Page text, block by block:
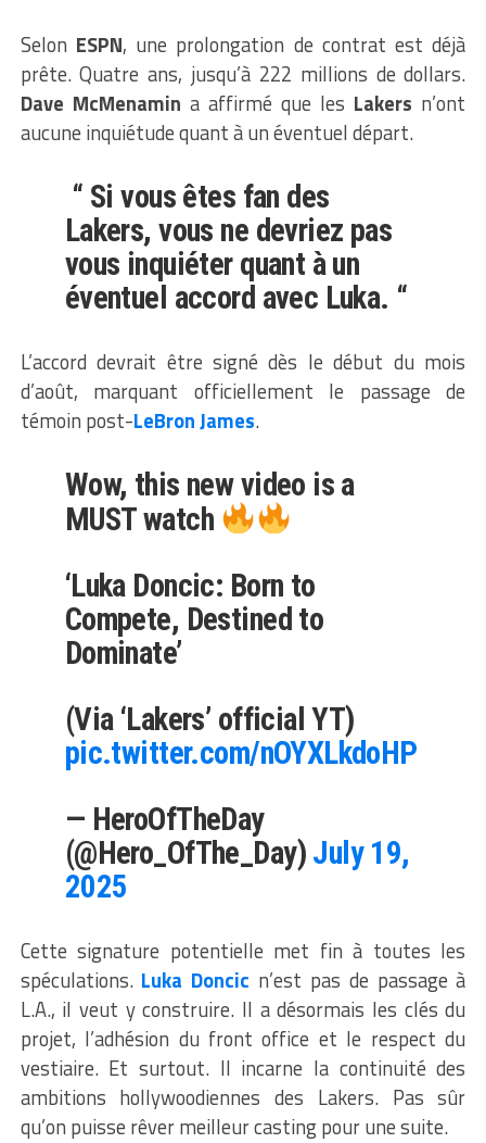
Selon ESPN, une prolongation de contrat est déjà
prête. Quatre ans, jusqu’à 222 millions de dollars.
Dave McMenamin a affirmé que les Lakers n’ont
aucune inquiétude quant à un éventuel départ.
“ Si vous êtes fan des
Lakers, vous ne devriez pas
vous inquiéter quant à un
éventuel accord avec Luka. “
L’accord devrait être signé dès le début du mois
d’août, marquant officiellement le passage de
témoin post-LeBron James.
Wow, this new video is a
MUST watch
‘Luka Doncic: Born to
Compete, Destined to
Dominate’
(Via ‘Lakers’ official YT)
pic.twitter.com/nOYXLkdoHP
— HeroOfTheDay
(@Hero_OfThe_Day) July 19,
2025
Cette signature potentielle met fin à toutes les
spéculations. Luka Doncic n’est pas de passage à
L.A., il veut y construire. Il a désormais les clés du
projet, l’adhésion du front office et le respect du
vestiaire. Et surtout. Il incarne la continuité des
ambitions hollywoodiennes des Lakers. Pas sûr
qu’on puisse rêver meilleur casting pour une suite.